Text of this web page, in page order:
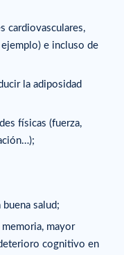
cardiovasculares,
e incluso de
la adiposidad
físicas (fuerza,
salud;
mayor
cognitivo en